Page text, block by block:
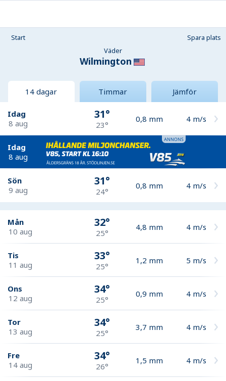
Start
Spara plats
Väder
Wilmington
14 dagar Timmar Jämför
Idag
8 aug
31°
23°
0,8 mm 4 m/s
Idag
8 aug
Sön
9 aug
31°
24°
0,8 mm 4 m/s
Mån
10 aug
32°
25°
4,8 mm 4 m/s
Tis
11 aug
33°
25°
1,2 mm 5 m/s
Ons
12 aug
34°
25°
0,9 mm 4 m/s
Tor
13 aug
34°
25°
3,7 mm 4 m/s
Fre
14 aug
34°
26°
1,5 mm 4 m/s